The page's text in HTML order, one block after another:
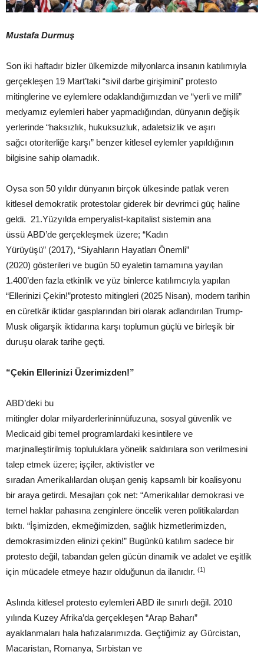
Mustafa Durmuş
Son iki haftadır bizler ülkemizde milyonlarca insanın katılımıyla
gerçekleşen 19 Mart’taki “sivil darbe girişimini” protesto
mitinglerine ve eylemlere odaklandığımızdan ve “yerli ve milli”
medyamız eylemleri haber yapmadığından, dünyanın değişik
yerlerinde “haksızlık, hukuksuzluk, adaletsizlik ve aşırı
sağcı otoriterliğe karşı” benzer kitlesel eylemler yapıldığının
bilgisine sahip olamadık.
Oysa son 50 yıldır dünyanın birçok ülkesinde patlak veren
kitlesel demokratik protestolar giderek bir devrimci güç haline
geldi. 21.Yüzyılda emperyalist-kapitalist sistemin ana
üssü ABD’de gerçekleşmek üzere; “Kadın
Yürüyüşü” (2017), “Siyahların Hayatları Önemli”
(2020) gösterileri ve bugün 50 eyaletin tamamına yayılan
1.400’den fazla etkinlik ve yüz binlerce katılımcıyla yapılan
“Ellerinizi Çekin!”protesto mitingleri (2025 Nisan), modern tarihin
en cüretkâr iktidar gasplarından biri olarak adlandırılan Trump-
Musk oligarşik iktidarına karşı toplumun güçlü ve birleşik bir
duruşu olarak tarihe geçti.
“Çekin Ellerinizi Üzerimizden!”
ABD’deki bu
mitingler dolar milyarderlerininnüfuzuna, sosyal güvenlik ve
Medicaid gibi temel programlardaki kesintilere ve
marjinalleştirilmiş topluluklara yönelik saldırılara son verilmesini
talep etmek üzere; işçiler, aktivistler ve
sıradan Amerikalılardan oluşan geniş kapsamlı bir koalisyonu
bir araya getirdi. Mesajları çok net: “Amerikalılar demokrasi ve
temel haklar pahasına zenginlere öncelik veren politikalardan
bıktı. “İşimizden, ekmeğimizden, sağlık hizmetlerimizden,
demokrasimizden elinizi çekin!” Bugünkü katılım sadece bir
protesto değil, tabandan gelen gücün dinamik ve adalet ve eşitlik
için mücadele etmeye hazır olduğunun da ilanıdır. (1)
Aslında kitlesel protesto eylemleri ABD ile sınırlı değil. 2010
yılında Kuzey Afrika’da gerçekleşen “Arap Baharı”
ayaklanmaları hala hafızalarımızda. Geçtiğimiz ay Gürcistan,
Macaristan, Romanya, Sırbistan ve